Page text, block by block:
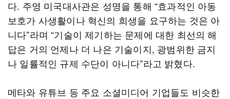
다. 주영 미국대사관은 성명을 통해 “효과적인 아동
보호가 사생활이나 혁신의 희생을 요구하는 것은 아
니다”라며 “기술이 제기하는 문제에 대한 최선의 해
답은 거의 언제나 더 나은 기술이지, 광범위한 금지
나 일률적인 규제 수단이 아니다”라고 밝혔다.
메타와 유튜브 등 주요 소셜미디어 기업들도 비슷한